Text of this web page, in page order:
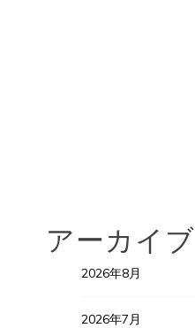
アーカイブ
2026年8月
2026年7月